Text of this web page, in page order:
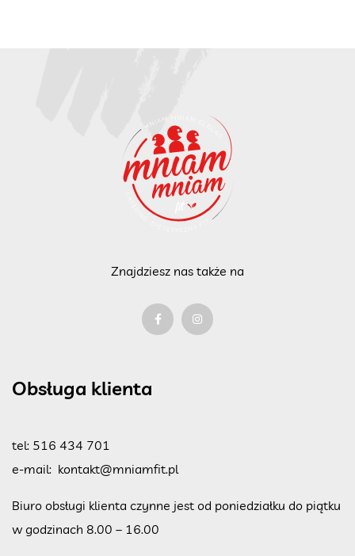
Znajdziesz nas także na
Obsługa klienta
tel: 516 434 701
e-mail: kontakt@mniamfit.pl
Biuro obsługi klienta czynne jest od poniedziałku do piątku
w godzinach 8.00 – 16.00